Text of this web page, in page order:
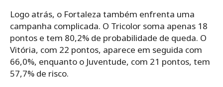
Logo atrás, o Fortaleza também enfrenta uma
campanha complicada. O Tricolor soma apenas 18
pontos e tem 80,2% de probabilidade de queda. O
Vitória, com 22 pontos, aparece em seguida com
66,0%, enquanto o Juventude, com 21 pontos, tem
57,7% de risco.